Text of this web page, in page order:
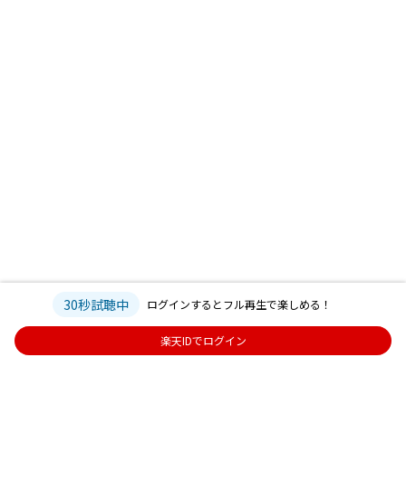
30秒試聴中 ログインするとフル再生で楽しめる！
楽天IDでログイン